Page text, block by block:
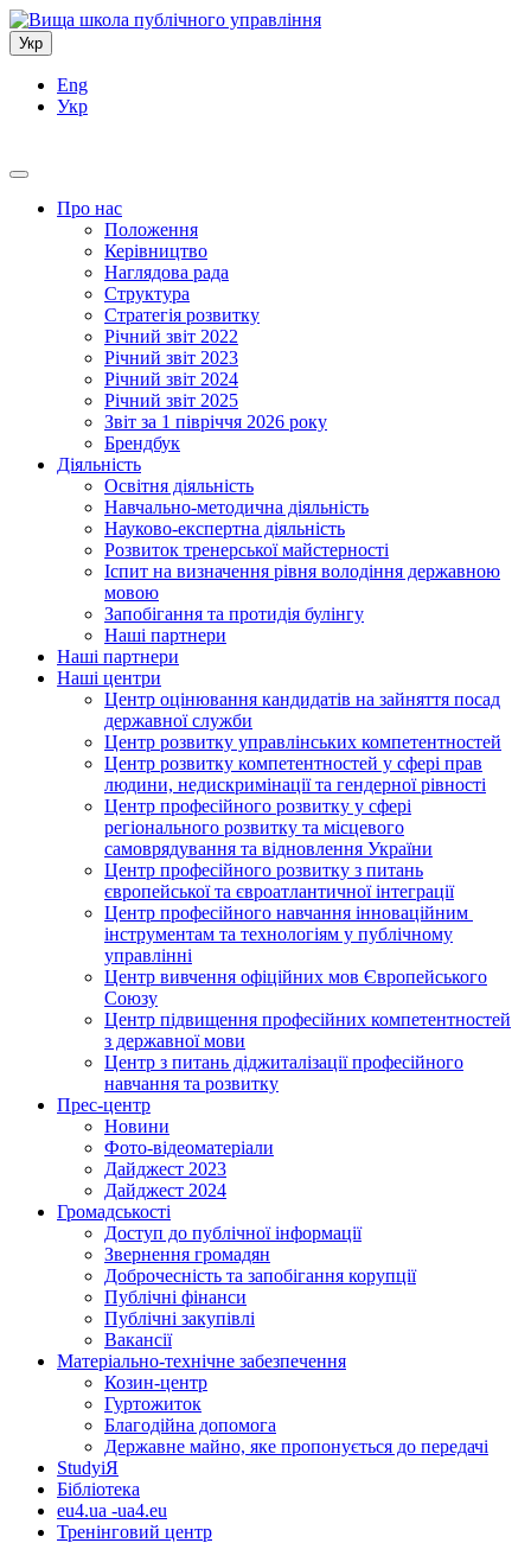
Укр
Eng
Укр
Про нас
Положення
Керівництво
Наглядова рада
Структура
Стратегія розвитку
Річний звіт 2022
Річний звіт 2023
Річний звіт 2024
Річний звіт 2025
Звіт за 1 півріччя 2026 року
Брендбук
Діяльність
Освітня діяльність
Навчально-методична діяльність
Науково-експертна діяльність
Розвиток тренерської майстерності
Іспит на визначення рівня володіння державною
мовою
Запобігання та протидія булінгу
Наші партнери
Наші партнери
Наші центри
Центр оцінювання кандидатів на зайняття посад
державної служби
Центр розвитку управлінських компетентностей
Центр розвитку компетентностей у сфері прав
людини, недискримінації та гендерної рівності
Центр професійного розвитку у сфері
регіонального розвитку та місцевого
самоврядування та відновлення України
Центр професійного розвитку з питань
європейської та євроатлантичної інтеграції
Центр професійного навчання інноваційним
інструментам та технологіям у публічному
управлінні
Центр вивчення офіційних мов Європейського
Союзу
Центр підвищення професійних компетентностей
з державної мови
Центр з питань діджиталізації професійного
навчання та розвитку
Прес-центр
Новини
Фото-відеоматеріали
Дайджест 2023
Дайджест 2024
Громадськості
Доступ до публічної інформації
Звернення громадян
Доброчесність та запобігання корупції
Публічні фінанси
Публічні закупівлі
Вакансії
Матеріально-технічне забезпечення
Козин-центр
Гуртожиток
Благодійна допомога
Державне майно, яке пропонується до передачі
StudyіЯ
Бібліотека
eu4.ua -ua4.eu
Тренінговий центр